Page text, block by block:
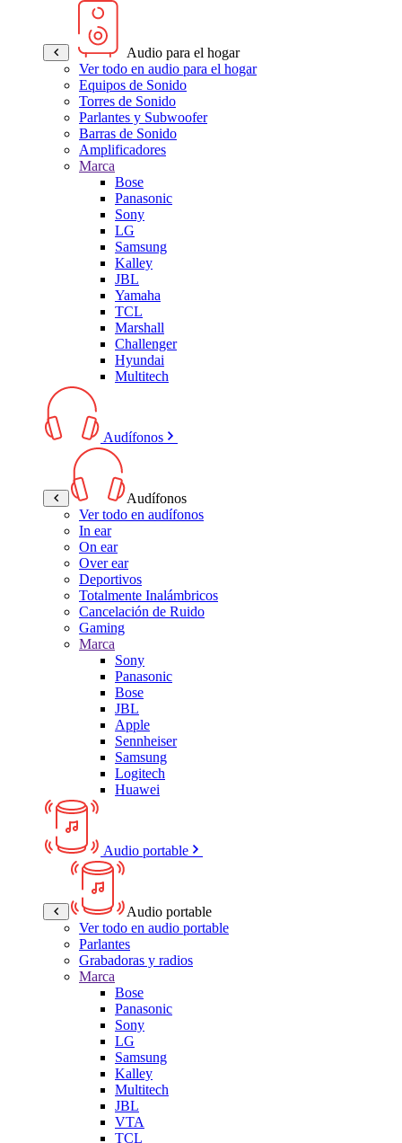
Audio para el hogar
Ver todo en audio para el hogar
Equipos de Sonido
Torres de Sonido
Parlantes y Subwoofer
Barras de Sonido
Amplificadores
Marca
Bose
Panasonic
Sony
LG
Samsung
Kalley
JBL
Yamaha
TCL
Marshall
Challenger
Hyundai
Multitech
Audífonos
Audífonos
Ver todo en audífonos
In ear
On ear
Over ear
Deportivos
Totalmente Inalámbricos
Cancelación de Ruido
Gaming
Marca
Sony
Panasonic
Bose
JBL
Apple
Sennheiser
Samsung
Logitech
Huawei
Audio portable
Audio portable
Ver todo en audio portable
Parlantes
Grabadoras y radios
Marca
Bose
Panasonic
Sony
LG
Samsung
Kalley
Multitech
JBL
VTA
TCL